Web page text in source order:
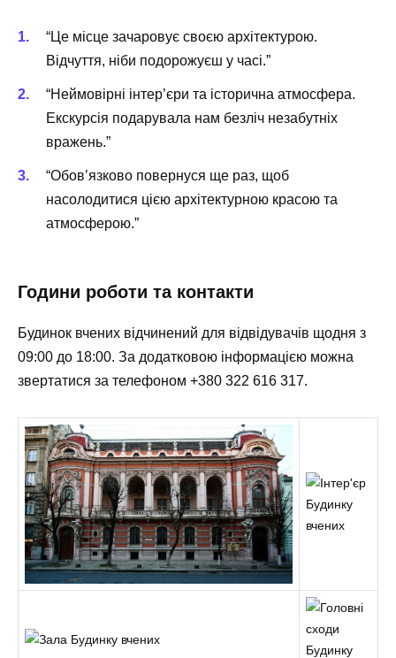
“Це місце зачаровує своєю архітектурою.
Відчуття, ніби подорожуєш у часі.”
“Неймовірні інтер’єри та історична атмосфера.
Екскурсія подарувала нам безліч незабутніх
вражень.”
“Обов’язково повернуся ще раз, щоб
насолодитися цією архітектурною красою та
атмосферою.”
Години роботи та контакти
Будинок вчених відчинений для відвідувачів щодня з
09:00 до 18:00. За додатковою інформацією можна
звертатися за телефоном +380 322 616 317.